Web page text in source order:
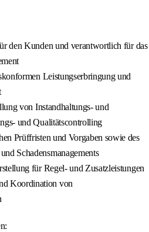
den Kunden und verantwortlich für das
Leistungserbringung und
von Instandhaltungs- und
und Qualitätscontrolling
Prüffristen und Vorgaben sowie des
Schadensmanagements
für Regel- und Zusatzleistungen
Koordination von